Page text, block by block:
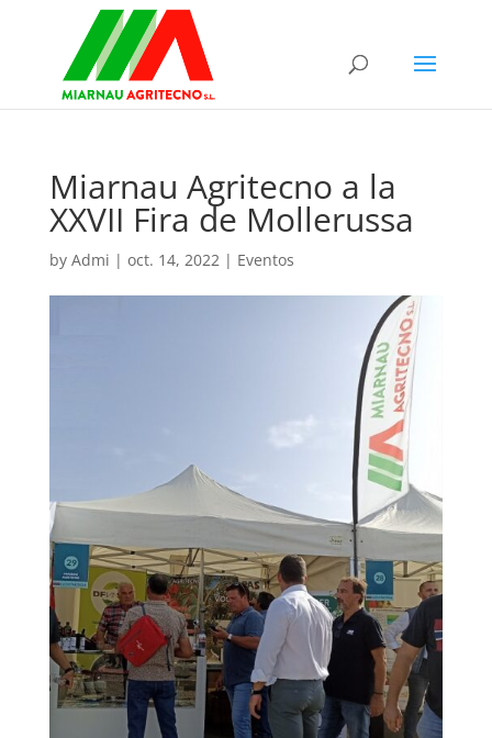
Miarnau Agritecno a la
XXVII Fira de Mollerussa
by Admi | oct. 14, 2022| Eventos